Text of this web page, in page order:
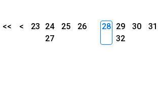
<< < 23 24 25
26
27
28 29 30
31
32